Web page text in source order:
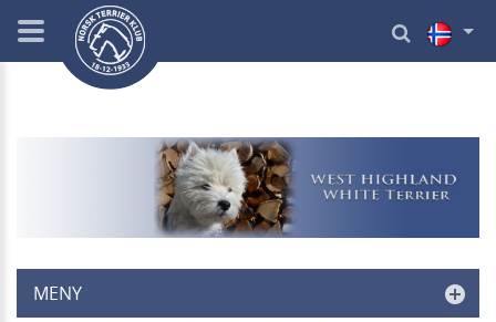
MENY